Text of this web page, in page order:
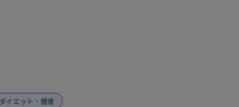
イエット・健康